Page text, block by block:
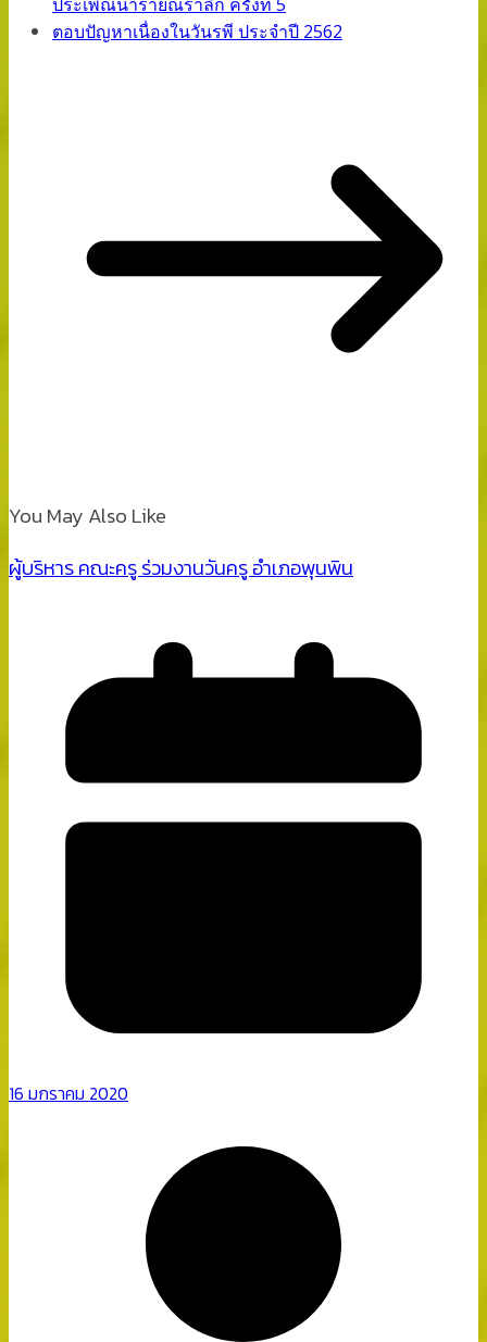
ตอบปัญหาเนื่องในวันรพี ประจำปี 2562
You May Also Like
ผู้บริหาร คณะครู ร่วมงานวันครู อำเภอพุนพิน
16 มกราคม 2020